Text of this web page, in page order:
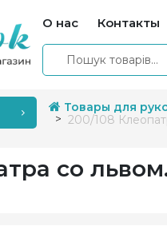
О нас Контакты
Товары для
200/108
со